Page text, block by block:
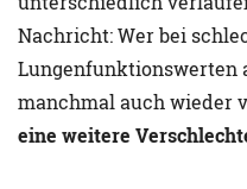
Nachricht: Wer bei
Lungenfunktionswerten
manchmal auch wieder
eine weitere